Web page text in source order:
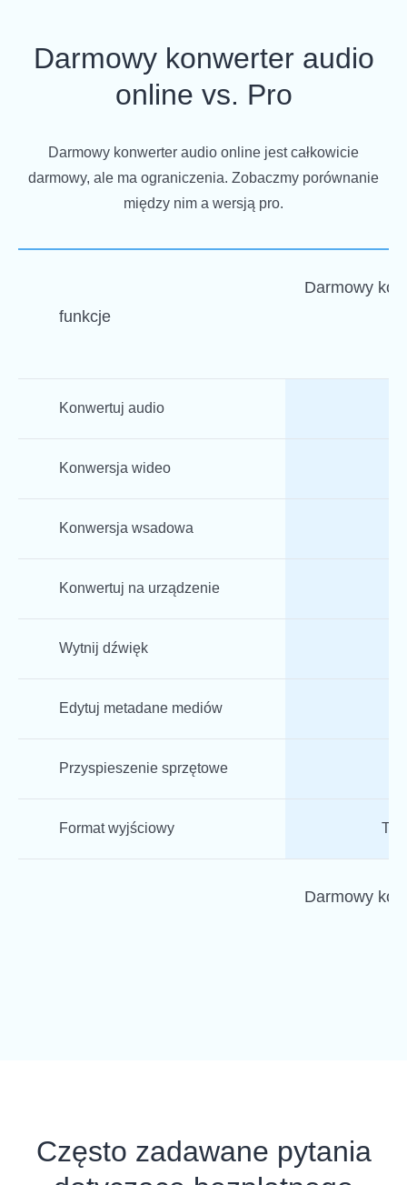
Darmowy konwerter audio
online vs. Pro
Darmowy konwerter audio online jest całkowicie
darmowy, ale ma ograniczenia. Zobaczmy porównanie
między nim a wersją pro.
funkcje
Darmowy
Konwertuj audio
Konwersja wideo
Konwersja wsadowa
Konwertuj na urządzenie
Wytnij dźwięk
Edytuj metadane mediów
Przyspieszenie sprzętowe
Format wyjściowy
Darmowy
Często zadawane pytania